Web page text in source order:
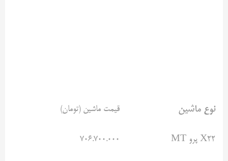
نوع ماشین قیمت ماشین (تومان)
X22 پرو MT ۷۰۶.۷۰۰.۰۰۰